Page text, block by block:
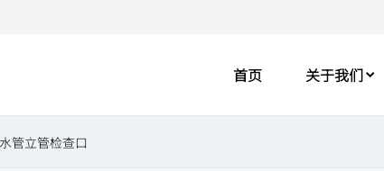
首页 关于我们
管立管检查口